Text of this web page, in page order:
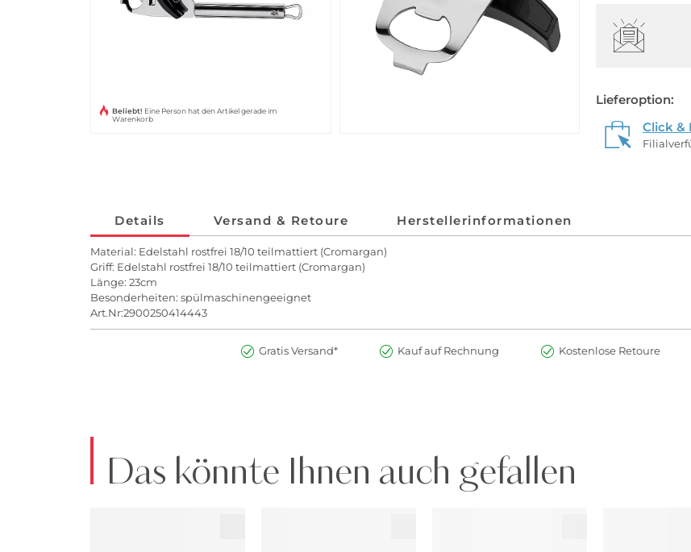
Beliebt! Eine Person hat den Artikel gerade im
Warenkorb
Lieferoption:
Click &
Details Versand & Retoure Herstellerinformationen
Material: Edelstahl rostfrei 18/​10 teilmattiert (Cromargan)
Griff: Edelstahl rostfrei 18/​10 teilmattiert (Cromargan)
Länge: 23cm
Besonderheiten: spülmaschinengeeignet
Art.Nr:2900250414443
Gratis Versand* Kauf auf Rechnung Kostenlose Retoure
Das könnte Ihnen auch gefallen